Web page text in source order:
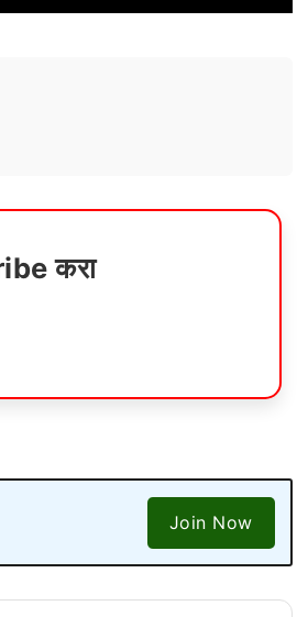
करा
Join Now